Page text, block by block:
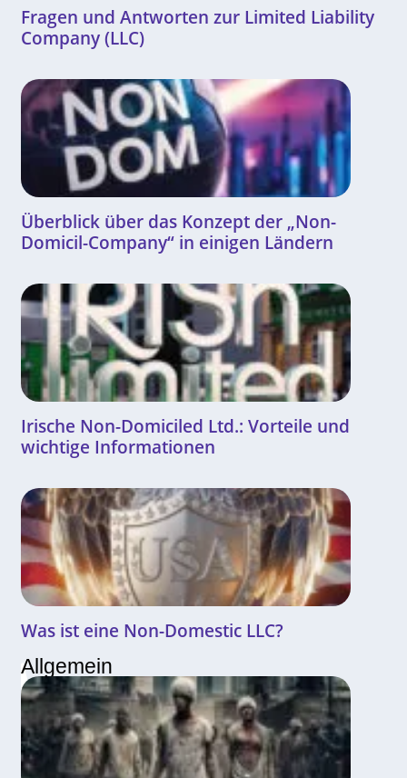
Fragen und Antworten zur Limited Liability
Company (LLC)
Überblick über das Konzept der „Non-
Domicil-Company“ in einigen Ländern
Irische Non-Domiciled Ltd.: Vorteile und
wichtige Informationen
Was ist eine Non-Domestic LLC?
Allgemein